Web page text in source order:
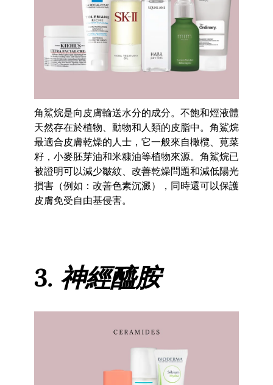
角鯊烷是向皮膚輸送水分的成分。不飽和烴液體
天然存在於植物、動物和人類的皮脂中。角鯊烷
最適合皮膚乾燥的人士，它一般來自橄欖、莧菜
籽，小麥胚芽油和米糠油等植物來源。角鯊烷已
被證明可以減少皺紋、改善乾燥問題和減低陽光
損害（例如：改善色素沉澱），同時還可以保護
皮膚免受自由基侵害。
3. 神經醯胺